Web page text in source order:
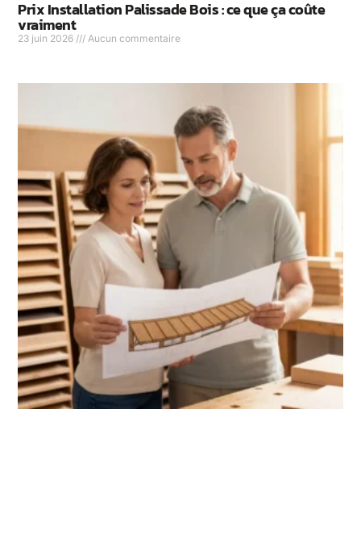
Prix Installation Palissade Bois : ce que ça coûte
vraiment
23 juin 2026 Aucun commentaire